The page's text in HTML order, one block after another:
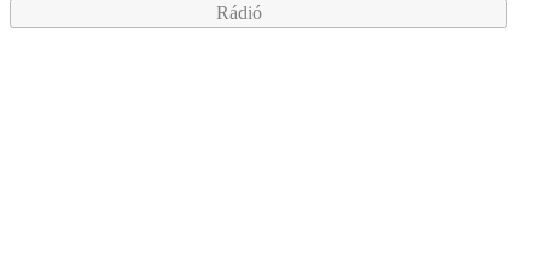
Rádió